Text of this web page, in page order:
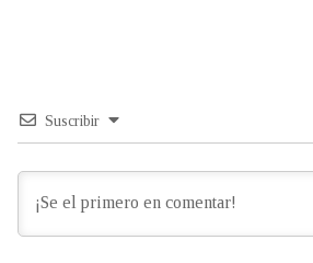
Suscribir